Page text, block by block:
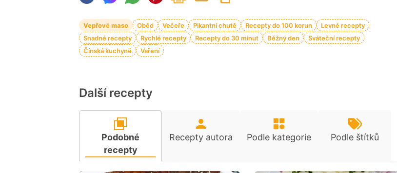
Vepřové maso Oběd Večeře Pikantní chutě Recepty do 100 korun
Levné recepty
Snadné recepty
Rychlé recepty Recepty do 30 minut Běžný den
Sváteční recepty
Čínská kuchyně
Vaření
Další recepty
Podobné
recepty
Recepty autora Podle kategorie Podle štítků